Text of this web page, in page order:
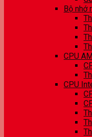
Bộ nhớ
CPU
CPU